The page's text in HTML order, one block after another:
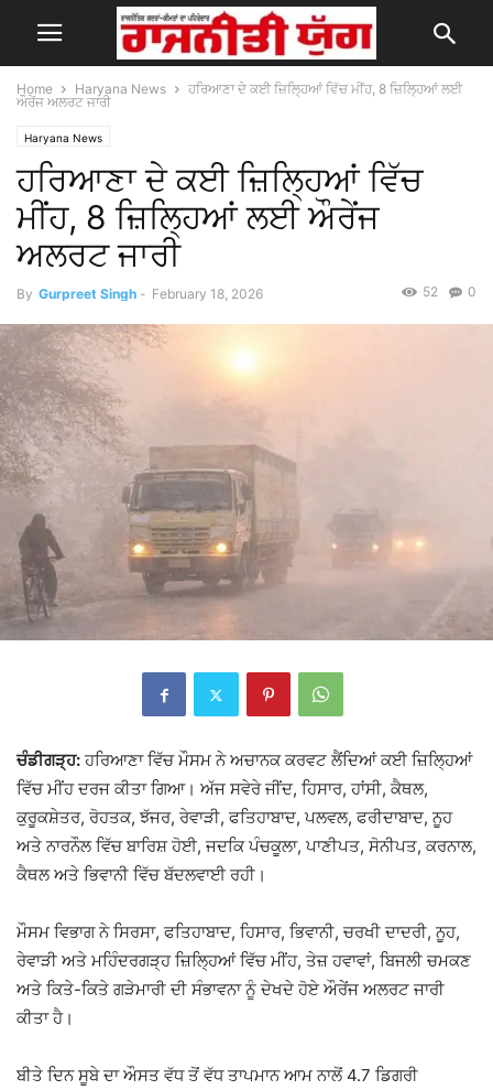
Home Haryana News
ਹਰਿਆਣਾ ਦੇ ਕਈ ਜ਼ਿਲ੍ਹਿਆਂ ਵਿੱਚ ਮੀਂਹ, 8 ਜ਼ਿਲ੍ਹਿਆਂ ਲਈ
ਔਰੇਂਜ ਅਲਰਟ ਜਾਰੀ
Haryana News
ਹਰਿਆਣਾ ਦੇ ਕਈ ਜ਼ਿਲ੍ਹਿਆਂ ਵਿੱਚ
ਮੀਂਹ, 8 ਜ਼ਿਲ੍ਹਿਆਂ ਲਈ ਔਰੇਂਜ
ਅਲਰਟ ਜਾਰੀ
By Gurpreet Singh - February 18, 2026 0
52
ਚੰਡੀਗੜ੍ਹ: ਹਰਿਆਣਾਵਿੱਚ ਮੌਸਮ ਨੇ ਅਚਾਨਕ ਕਰਵਟ ਲੈਂਦਿਆਂ ਕਈ ਜ਼ਿਲ੍ਹਿਆਂ
ਵਿੱਚ ਮੀਂਹ ਦਰਜ ਕੀਤਾ ਗਿਆ। ਅੱਜ ਸਵੇਰੇ ਜੀਂਦ, ਹਿਸਾਰ, ਹਾਂਸੀ, ਕੈਥਲ,
ਕੁਰੂਕਸ਼ੇਤਰ, ਰੋਹਤਕ, ਝੱਜਰ, ਰੇਵਾੜੀ, ਫਤਿਹਾਬਾਦ, ਪਲਵਲ, ਫਰੀਦਾਬਾਦ, ਨੂਹ
ਅਤੇ ਨਾਰਨੌਲ ਵਿੱਚ ਬਾਰਿਸ਼ ਹੋਈ, ਜਦਕਿ ਪੰਚਕੂਲਾ, ਪਾਣੀਪਤ, ਸੋਨੀਪਤ, ਕਰਨਾਲ,
ਕੈਥਲ ਅਤੇ ਭਿਵਾਨੀ ਵਿੱਚ ਬੱਦਲਵਾਈ ਰਹੀ।
ਮੌਸਮ ਵਿਭਾਗ ਨੇ ਸਿਰਸਾ, ਫਤਿਹਾਬਾਦ, ਹਿਸਾਰ, ਭਿਵਾਨੀ, ਚਰਖੀ ਦਾਦਰੀ, ਨੂਹ,
ਰੇਵਾੜੀ ਅਤੇ ਮਹਿੰਦਰਗੜ੍ਹ ਜ਼ਿਲ੍ਹਿਆਂ ਵਿੱਚ ਮੀਂਹ, ਤੇਜ਼ ਹਵਾਵਾਂ, ਬਿਜਲੀ ਚਮਕਣ
ਅਤੇ ਕਿਤੇ-ਕਿਤੇ ਗੜੇਮਾਰੀ ਦੀ ਸੰਭਾਵਨਾ ਨੂੰ ਦੇਖਦੇ ਹੋਏ ਔਰੇਂਜ ਅਲਰਟ ਜਾਰੀ
ਕੀਤਾ ਹੈ।
ਬੀਤੇ ਦਿਨ ਸੂਬੇ ਦਾ ਔਸਤ ਵੱਧ ਤੋਂ ਵੱਧ ਤਾਪਮਾਨ ਆਮ ਨਾਲੋਂ 4.7 ਡਿਗਰੀ